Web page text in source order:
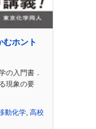
むホント
の入門書．
現象の要
動化学 高校